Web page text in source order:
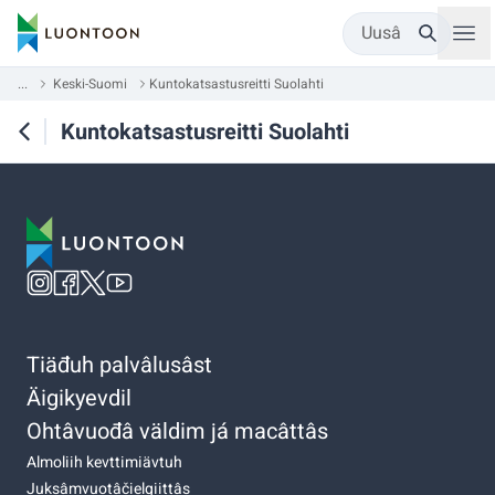
Uusâ
... Keski-Suomi Kuntokatsastusreitti Suolahti
Kuntokatsastusreitti Suolahti
Tiäđuh palvâlusâst
Äigikyevdil
Ohtâvuođâ väldim já macâttâs
Almoliih kevttimiävtuh
Juksâmvuotâčielgiittâs